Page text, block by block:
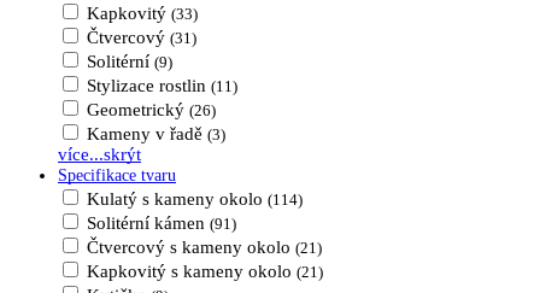
Kapkovitý (33)
Čtvercový (31)
Solitérní (9)
Stylizace rostlin (11)
Geometrický (26)
Kameny v řadě (3)
více...skrýt
Specifikace tvaru
Kulatý s kameny okolo (114)
Solitérní kámen (91)
Čtvercový s kameny okolo (21)
Kapkovitý s kameny okolo (21)